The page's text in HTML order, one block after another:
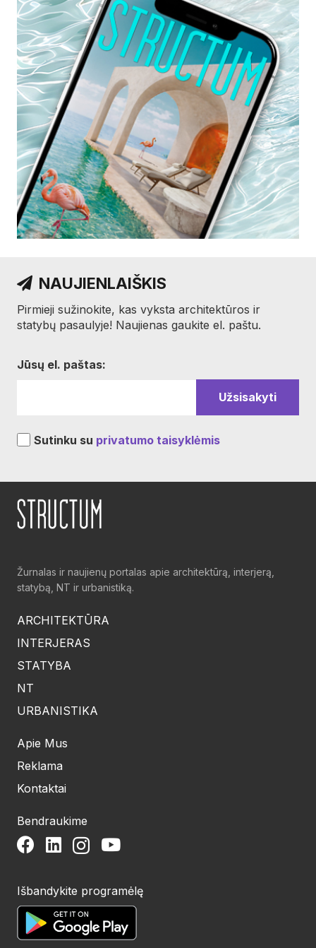
NAUJIENLAIŠKIS
Pirmieji sužinokite, kas vyksta architektūros ir
statybų pasaulyje! Naujienas gaukite el. paštu.
Jūsų el. paštas:
Sutinku su privatumo taisyklėmis
Žurnalas ir naujienų portalas apie architektūrą, interjerą,
statybą, NT ir urbanistiką.
ARCHITEKTŪRA
INTERJERAS
STATYBA
NT
URBANISTIKA
Apie Mus
Reklama
Kontaktai
Bendraukime
Išbandykite programėlę